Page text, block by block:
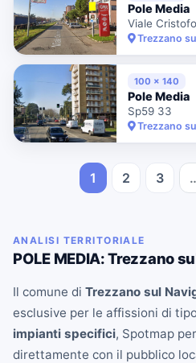
Pole Media
Viale
Trezzano
100 x 140
Pole Media
Sp59 33
Trezzano
1 2 3
ANALISI TERRITORIALE
POLE MEDIA: Trezzano
Il comune di Trezzano sul
esclusive per le affissioni di
impianti specifici, Spotmap
direttamente con il pubblico